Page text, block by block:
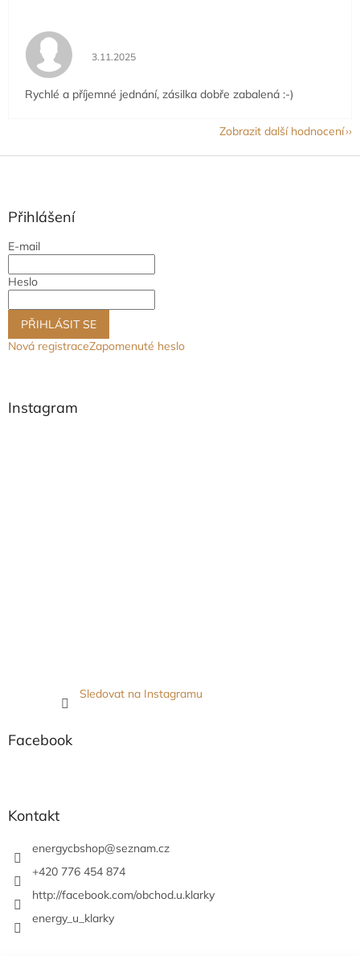
Hodnocení obchodu je 5 z 5 hvězdiček.
3.11.2025
Rychlé a příjemné jednání, zásilka dobře zabalená :-)
Zobrazit další hodnocení
Z
Přihlášení
E-mail
Heslo
PŘIHLÁSIT SE
Nová registraceZapomenuté heslo
Instagram
Sledovat na Instagramu
Facebook
Kontakt
energycbshop@seznam.cz
+420 776 454 874
http://facebook.com/obchod.u.klarky
energy_u_klarky